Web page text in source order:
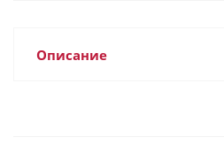
Описание